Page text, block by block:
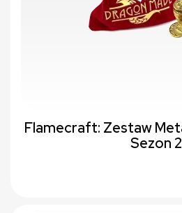
Flamecraft: Zestaw
Sezon 2